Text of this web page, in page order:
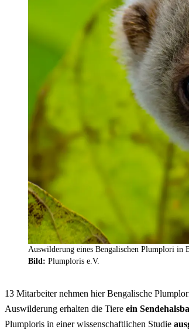
Auswilderung eines Bengalischen Plumplori in
Bild: Plumploris e.V.
13 Mitarbeiter nehmen hier Bengalische
Auswilderung erhalten die Tiere ein
Plumploris in einer wissenschaftlichen Studie